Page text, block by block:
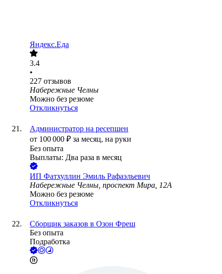
Яндекс.Еда
3.4
•
227 отзывов
Набережные Челны
Можно без резюме
Откликнуться
Администратор на ресепшен
от 100 000 ₽ за месяц, на руки
Без опыта
Выплаты: Два раза в месяц
ИП Фатхуллин Эмиль Рафаэльевич
Набережные Челны, проспект Мира, 12А
Можно без резюме
Откликнуться
Сборщик заказов в Озон Фреш
Без опыта
Подработка